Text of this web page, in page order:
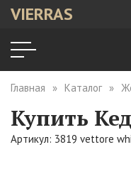
VIERRAS
Главная Каталог
Купить
Артикул: 3819 vettore